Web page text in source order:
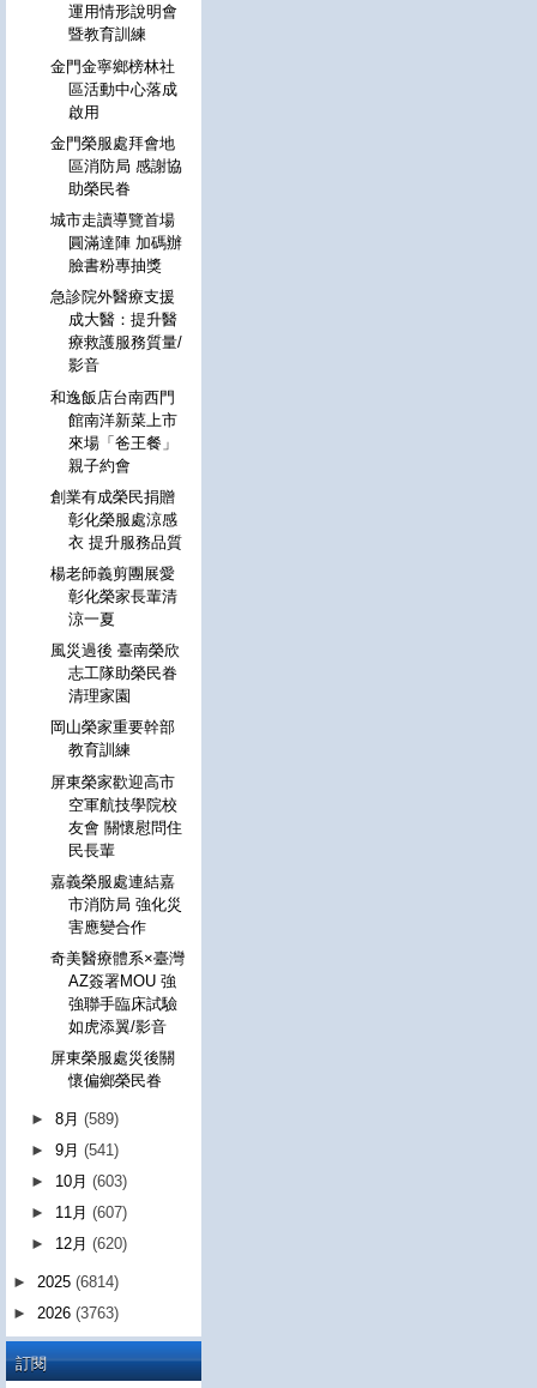
運用情形說明會
暨教育訓練
金門金寧鄉榜林社
區活動中心落成
啟用
金門榮服處拜會地
區消防局 感謝協
助榮民眷
城市走讀導覽首場
圓滿達陣 加碼辦
臉書粉專抽獎
急診院外醫療支援
成大醫：提升醫
療救護服務質量/
影音
和逸飯店台南西門
館南洋新菜上市
來場「爸王餐」
親子約會
創業有成榮民捐贈
彰化榮服處涼感
衣 提升服務品質
楊老師義剪團展愛
彰化榮家長輩清
涼一夏
風災過後 臺南榮欣
志工隊助榮民眷
清理家園
岡山榮家重要幹部
教育訓練
屏東榮家歡迎高市
空軍航技學院校
友會 關懷慰問住
民長輩
嘉義榮服處連結嘉
市消防局 強化災
害應變合作
奇美醫療體系×臺灣
AZ簽署MOU 強
強聯手臨床試驗
如虎添翼/影音
屏東榮服處災後關
懷偏鄉榮民眷
►8月(589)
►9月(541)
► 10月(603)
► 11月(607)
► 12月(620)
► 2025 (6814)
► 2026 (3763)
訂閱